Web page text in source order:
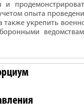
и
опыта
также укрепить